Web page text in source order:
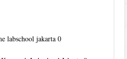
labschool jakarta 0